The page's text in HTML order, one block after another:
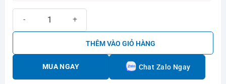
THÊM VÀO GIỎ HÀNG
MUA NGAY Chat Zalo Ngay